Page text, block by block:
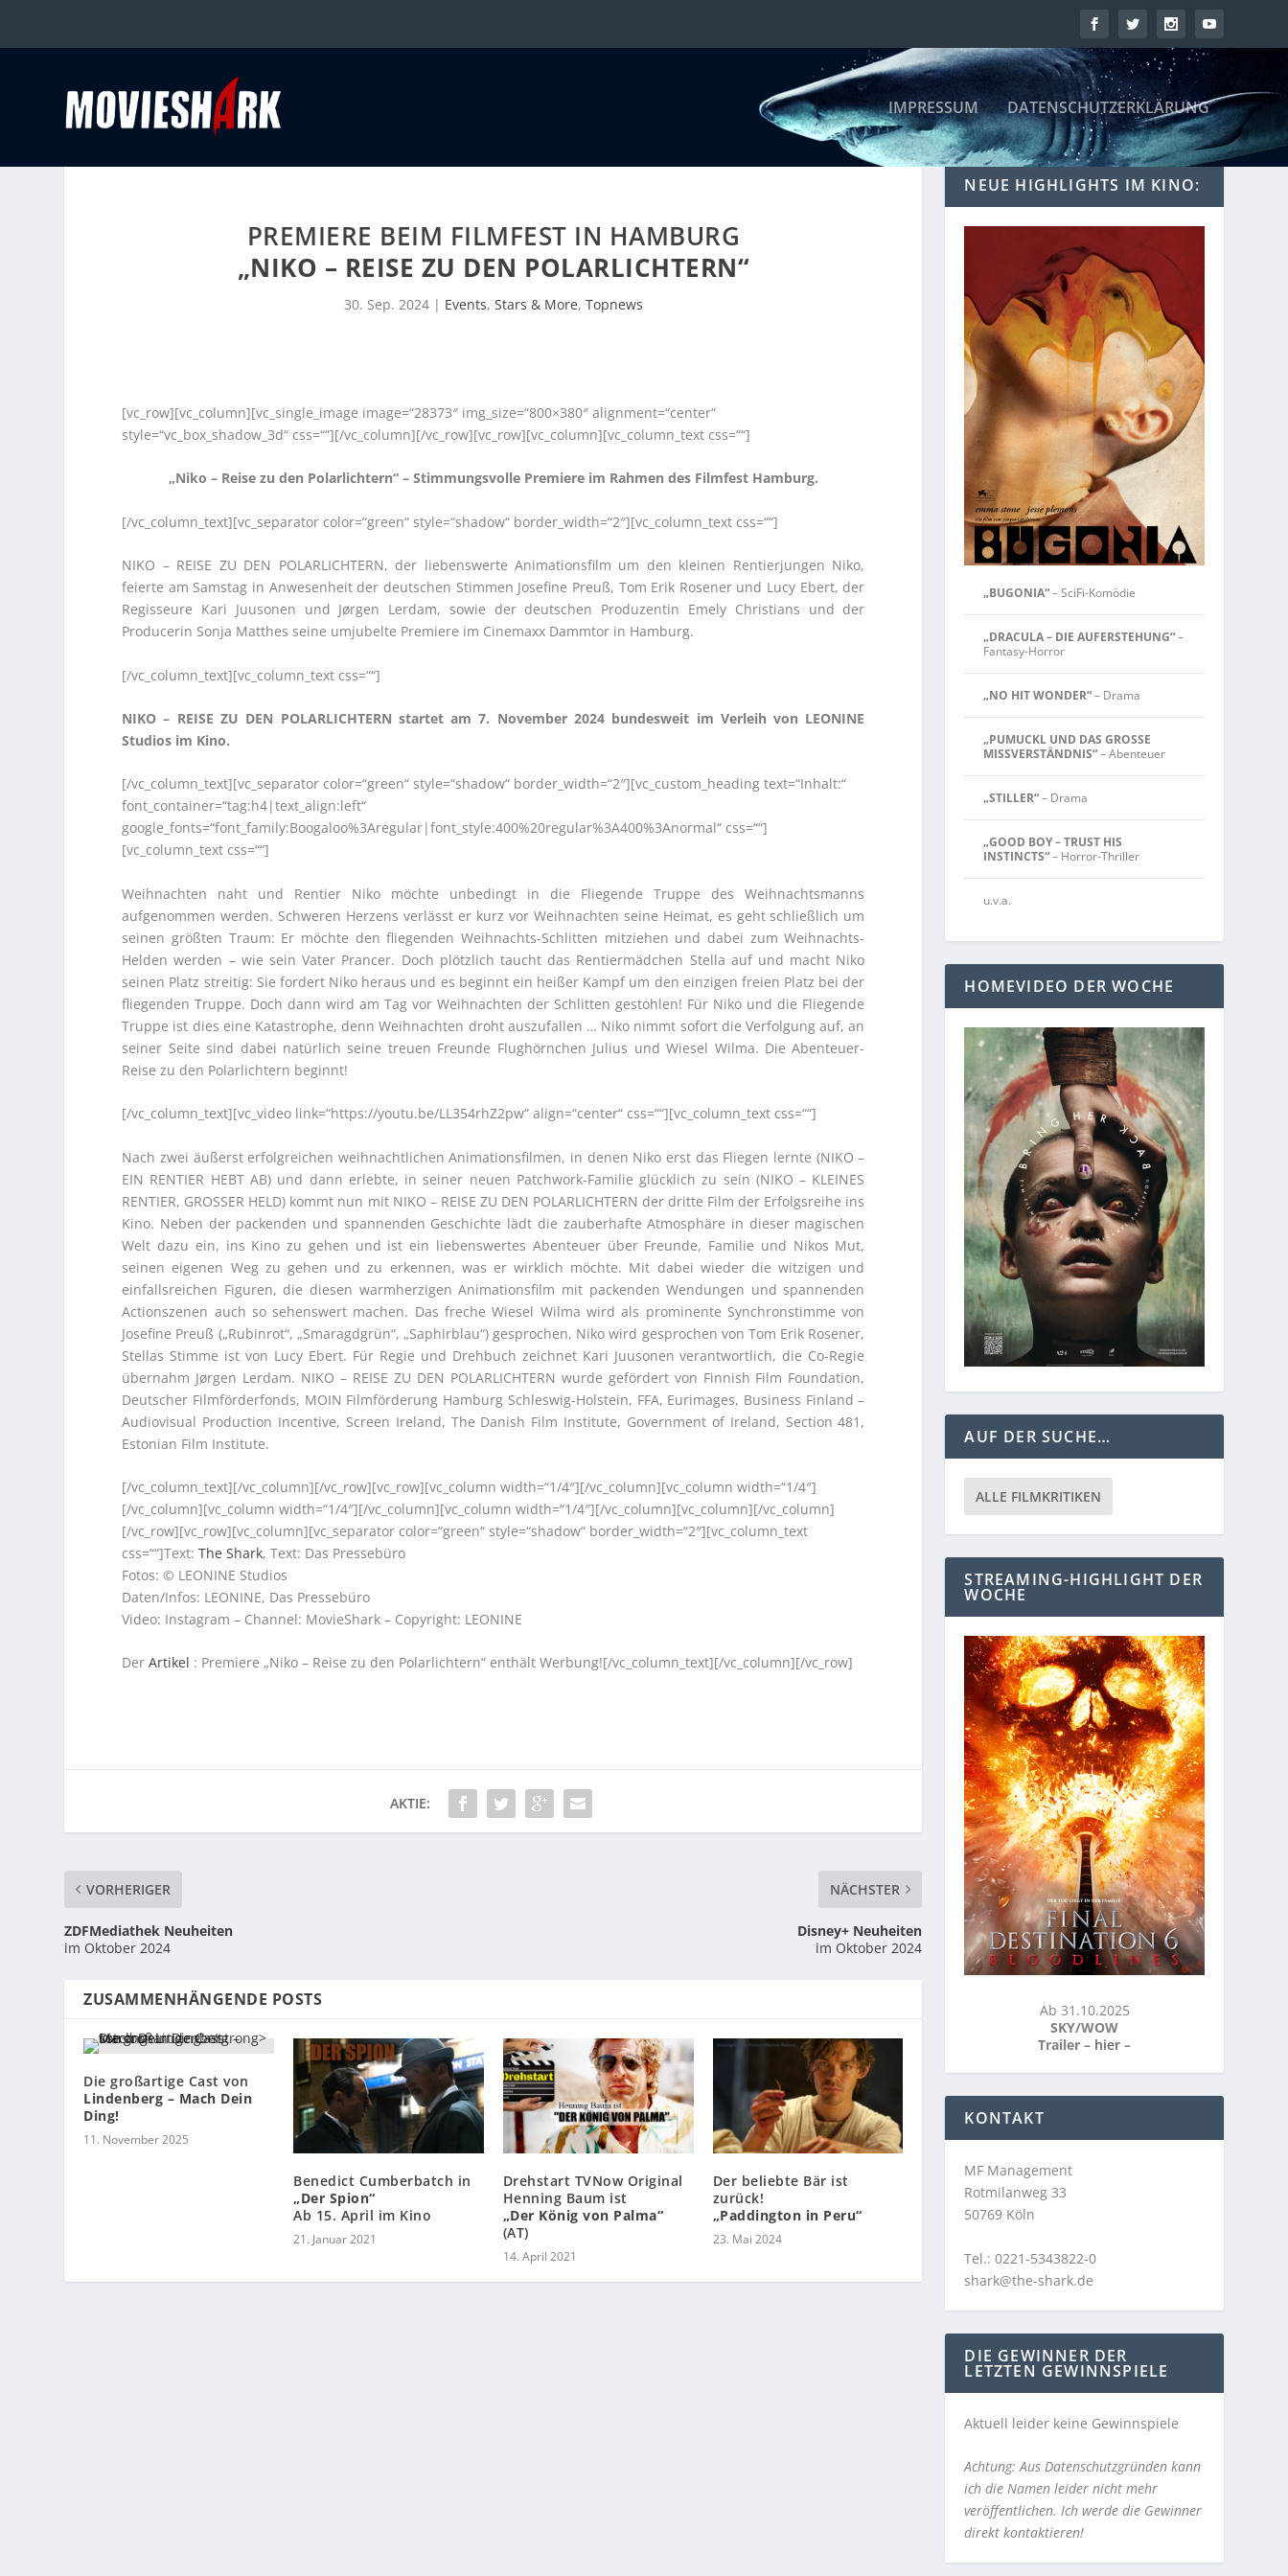
IMPRESSUM DATENSCHUTZERKLÄRUNG
PREMIERE BEIM FILMFEST IN HAMBURG
„NIKO – REISE ZU DEN POLARLICHTERN“
30. Sep. 2024| Events, Stars & More, Topnews
[vc_row][vc_column][vc_single_image image=“28373″ img_size=“800×380″ alignment=“center“
style=“vc_box_shadow_3d“ css=““][/vc_column][/vc_row][vc_row][vc_column][vc_column_text css=““]
„Niko – Reise zu den Polarlichtern“ – Stimmungsvolle Premiere im Rahmen des Filmfest Hamburg.
[/vc_column_text][vc_separator color=“green“ style=“shadow“ border_width=“2″][vc_column_text css=““]
NIKO – REISE ZU DEN POLARLICHTERN, der liebenswerte Animationsfilm um den kleinen Rentierjungen Niko,
feierte am Samstag in Anwesenheit der deutschen Stimmen Josefine Preuß, Tom Erik Rosener und Lucy Ebert, der
Regisseure Kari Juusonen und Jørgen Lerdam, sowie der deutschen Produzentin Emely Christians und der
Producerin Sonja Matthes seine umjubelte Premiere im Cinemaxx Dammtor in Hamburg.
[/vc_column_text][vc_column_text css=““]
NIKO – REISE ZU DEN POLARLICHTERN startet am 7. November 2024 bundesweit im Verleih von LEONINE
Studios im Kino.
[/vc_column_text][vc_separator color=“green“ style=“shadow“ border_width=“2″][vc_custom_heading text=“Inhalt:“
font_container=“tag:h4|text_align:left“
google_fonts=“font_family:Boogaloo%3Aregular|font_style:400%20regular%3A400%3Anormal“ css=““]
[vc_column_text css=““]
Weihnachten naht und Rentier Niko möchte unbedingt in die Fliegende Truppe des Weihnachtsmanns
aufgenommen werden. Schweren Herzens verlässt er kurz vor Weihnachten seine Heimat, es geht schließlich um
seinen größten Traum: Er möchte den fliegenden Weihnachts-Schlitten mitziehen und dabei zum Weihnachts-
Helden werden – wie sein Vater Prancer. Doch plötzlich taucht das Rentiermädchen Stella auf und macht Niko
seinen Platz streitig: Sie fordert Niko heraus und es beginnt ein heißer Kampf um den einzigen freien Platz bei der
fliegenden Truppe. Doch dann wird am Tag vor Weihnachten der Schlitten gestohlen! Für Niko und die Fliegende
Truppe ist dies eine Katastrophe, denn Weihnachten droht auszufallen … Niko nimmt sofort die Verfolgung auf, an
seiner Seite sind dabei natürlich seine treuen Freunde Flughörnchen Julius und Wiesel Wilma. Die Abenteuer-
Reise zu den Polarlichtern beginnt!
[/vc_column_text][vc_video link=“https://youtu.be/LL354rhZ2pw“ align=“center“ css=““][vc_column_text css=““]
Nach zwei äußerst erfolgreichen weihnachtlichen Animationsfilmen, in denen Niko erst das Fliegen lernte (NIKO –
EIN RENTIER HEBT AB) und dann erlebte, in seiner neuen Patchwork-Familie glücklich zu sein (NIKO – KLEINES
RENTIER, GROSSER HELD) kommt nun mit NIKO – REISE ZU DEN POLARLICHTERN der dritte Film der Erfolgsreihe ins
Kino. Neben der packenden und spannenden Geschichte lädt die zauberhafte Atmosphäre in dieser magischen
Welt dazu ein, ins Kino zu gehen und ist ein liebenswertes Abenteuer über Freunde, Familie und Nikos Mut,
seinen eigenen Weg zu gehen und zu erkennen, was er wirklich möchte. Mit dabei wieder die witzigen und
einfallsreichen Figuren, die diesen warmherzigen Animationsfilm mit packenden Wendungen und spannenden
Actionszenen auch so sehenswert machen. Das freche Wiesel Wilma wird als prominente Synchronstimme von
Josefine Preuß („Rubinrot“, „Smaragdgrün“, „Saphirblau“) gesprochen, Niko wird gesprochen von Tom Erik Rosener,
Stellas Stimme ist von Lucy Ebert. Für Regie und Drehbuch zeichnet Kari Juusonen verantwortlich, die Co-Regie
übernahm Jørgen Lerdam. NIKO – REISE ZU DEN POLARLICHTERN wurde gefördert von Finnish Film Foundation,
Deutscher Filmförderfonds, MOIN Filmförderung Hamburg Schleswig-Holstein, FFA, Eurimages, Business Finland –
Audiovisual Production Incentive, Screen Ireland, The Danish Film Institute, Government of Ireland, Section 481,
Estonian Film Institute.
[/vc_column_text][/vc_column][/vc_row][vc_row][vc_column width=“1/4″][/vc_column][vc_column width=“1/4″]
[/vc_column][vc_column width=“1/4″][/vc_column][vc_column width=“1/4″][/vc_column][vc_column][/vc_column]
[/vc_row][vc_row][vc_column][vc_separator color=“green“ style=“shadow“ border_width=“2″][vc_column_text
css=““]Text:The Shark, Text: Das Pressebüro
Fotos: © LEONINE Studios
Daten/Infos: LEONINE, Das Pressebüro
Video: Instagram – Channel: MovieShark – Copyright: LEONINE
DerArtikel : Premiere „Niko – Reise zu den Polarlichtern“ enthält Werbung![/vc_column_text][/vc_column][/vc_row]
AKTIE:
VORHERIGER
ZDFMediathek Neuheiten
im Oktober 2024
NÄCHSTER
Disney+ Neuheiten
im Oktober 2024
ZUSAMMENHÄNGENDE POSTS
Die großartige Cast von
Lindenberg – Mach Dein
Ding!
11. November 2025
Benedict Cumberbatch in
„Der Spion“
Ab 15. April im Kino
21. Januar 2021
Drehstart TVNow Original
Henning Baum ist
„Der König von Palma“
(AT)
14. April 2021
Der beliebte Bär ist
zurück!
„Paddington in Peru“
23. Mai 2024
NEUE HIGHLIGHTS IM KINO:
„BUGONIA“– SciFi-Komödie
„DRACULA – DIE AUFERSTEHUNG“–
Fantasy-Horror
„NO HIT WONDER“– Drama
„PUMUCKL UND DAS GROSSE
MISSVERSTÄNDNIS“– Abenteuer
„STILLER“– Drama
„GOOD BOY – TRUST HIS
INSTINCTS“– Horror-Thriller
u.v.a.
HOMEVIDEO DER WOCHE
AUF DER SUCHE…
ALLE FILMKRITIKEN
STREAMING-HIGHLIGHT DER
WOCHE
Ab 31.10.2025
SKY/WOW
Trailer – hier–
KONTAKT
MF Management
Rotmilanweg 33
50769 Köln
Tel.: 0221-5343822-0
shark@the-shark.de
DIE GEWINNER DER
LETZTEN GEWINNSPIELE
Aktuell leider keine Gewinnspiele
Achtung: Aus Datenschutzgründen kann
ich die Namen leider nicht mehr
veröffentlichen. Ich werde die Gewinner
direkt kontaktieren!